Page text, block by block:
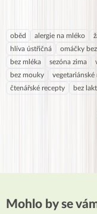
oběd alergie na mléko
hlíva ústřičná
omáčky
bez mléka
sezóna zima
bez mouky
vegetariánské
čtenářské recepty
bez
Mohlo by se